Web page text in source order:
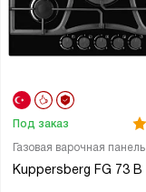
Газовая варочная панель
Kuppersberg FG 73 B
Под заказ